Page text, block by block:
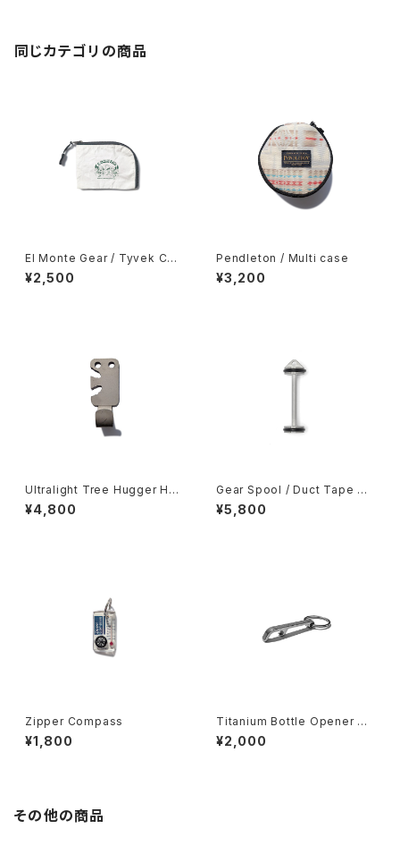
同じカテゴリの商品
El Monte Gear / Tyvek Coi
n Case
¥2,500
Pendleton / Multi case
¥3,200
Ultralight Tree Hugger Ho
ok
¥4,800
Gear Spool / Duct Tape Sp
ool
¥5,800
Zipper Compass
¥1,800
Titanium Bottle Opener Ke
ychain
¥2,000
その他の商品